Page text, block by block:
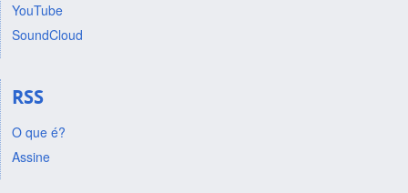
YouTube
SoundCloud
RSS
O que é?
Assine